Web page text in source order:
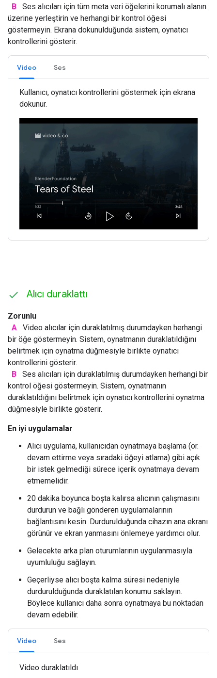
B
Ses alıcıları için tüm meta veri öğelerini korumalı alanın
üzerine yerleştirin ve herhangi bir kontrol öğesi
göstermeyin. Ekrana dokunulduğunda sistem, oynatıcı
kontrollerini gösterir.
Video Ses
Kullanıcı, oynatıcı kontrollerini göstermek için ekrana
dokunur.
Alıcı duraklattı
Zorunlu
A
Video alıcılar için duraklatılmış durumdayken herhangi
bir öğe göstermeyin. Sistem, oynatmanın duraklatıldığını
belirtmek için oynatma düğmesiyle birlikte oynatıcı
kontrollerini gösterir.
B
Ses alıcıları için duraklatılmış durumdayken herhangi bir
kontrol öğesi göstermeyin. Sistem, oynatmanın
duraklatıldığını belirtmek için oynatıcı kontrollerini oynatma
düğmesiyle birlikte gösterir.
En iyi uygulamalar
Alıcı uygulama, kullanıcıdan oynatmaya başlama (ör.
devam ettirme veya sıradaki öğeyi atlama) gibi açık
bir istek gelmediği sürece içerik oynatmaya devam
etmemelidir.
20 dakika boyunca boşta kalırsa alıcının çalışmasını
durdurun ve bağlı gönderen uygulamalarının
bağlantısını kesin. Durdurulduğunda cihazın ana ekranı
görünür ve ekran yanmasını önlemeye yardımcı olur.
Gelecekte arka plan oturumlarının uygulanmasıyla
uyumluluğu sağlayın.
Geçerliyse alıcı boşta kalma süresi nedeniyle
durdurulduğunda duraklatılan konumu saklayın.
Böylece kullanıcı daha sonra oynatmaya bu noktadan
devam edebilir.
Video Ses
Video duraklatıldı